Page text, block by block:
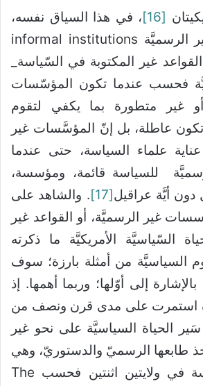
[16]
، في هذا السياق نفسه،
أنّ المؤسّسات غير الرسميَّة informal institutions
غير المكتوبة في السّياسة_
فحسب عندما تكون المؤسّسات
غير متطورة بما يكفي لتقوم
تكون عاطلة، بل إنّ المؤسَّسات غير
علماء السياسة، حتى عندما
للسياسة قائمة، ومؤسسة،
دون أيَّة عراقيل[17]
. والشاهد على
غير الرسميَّة، أو القواعد غير
السّياسيَّة الأمريكيَّة ما ذكرته
السياسيَّة من أمثلة بارزة؛ سوف
إلى أوّلها؛ وربما أهمها. إذ
استمرت على مدى قرن ونصف من
الحياة السياسيَّة على نحو غير
طابعها الرسميّ والدستوريّ، وهي
تحديد فترة الرئاسة في ولايتين اثنتين فحسب The